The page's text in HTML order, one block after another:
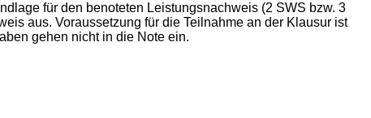
für den benoteten Leistungsnachweis (2 SWS bzw. 3
aus. Voraussetzung für die Teilnahme an der Klausur ist
gehen nicht in die Note ein.